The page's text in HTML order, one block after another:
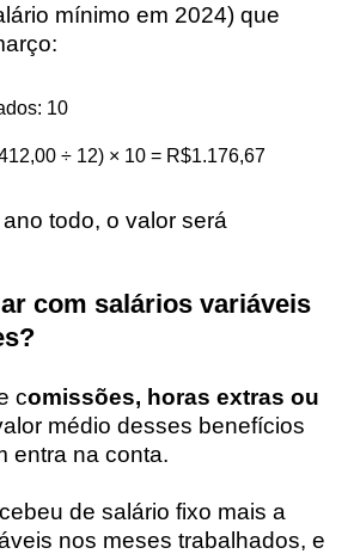
mínimo em 2024) que
10
÷ 12) × 10 = R$1.176,67
todo, o valor será
com salários variáveis
comissões, horas extras ou
médio desses benefícios
entra na conta.
de salário fixo mais a
nos meses trabalhados, e